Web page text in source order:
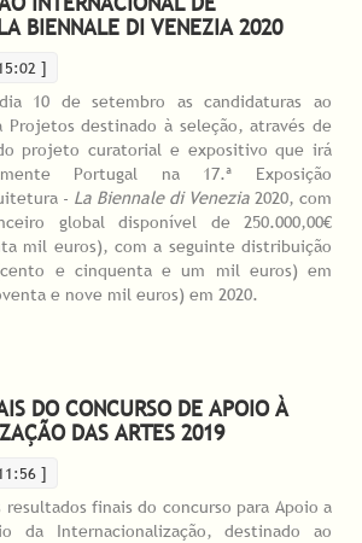
BIENNALE DI VENEZIA 2020
]
10 de setembro as candidaturas ao
Projetos destinado à seleção, através de
projeto curatorial e expositivo que irá
Portugal na 17.ª Exposição
- La Biennale di Venezia 2020, com
global disponível de 250.000,00€
mil euros), com a seguinte distribuição
e cinquenta e um mil euros) em
e nove mil euros) em 2020.
DO CONCURSO DE APOIO À
DAS ARTES 2019
]
resultados finais do concurso para Apoio a
da Internacionalização, destinado ao